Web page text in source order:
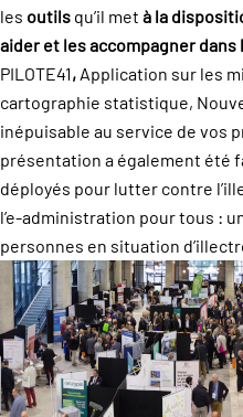
les outils qu’il met à la
aider et les accompagner
PILOTE41, Application sur les
cartographie statistique,
inépuisable au service de vos
présentation a également été
déployés pour lutter contre
l’e-administration pour tous :
personnes en situation